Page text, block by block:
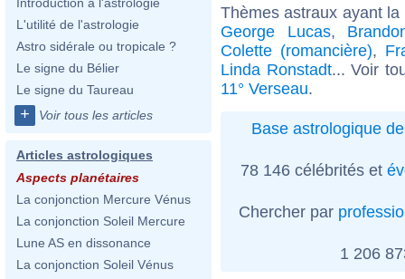
L'utilité de l'astrologie
Astro sidérale ou tropicale ?
Le signe du Bélier
Le signe du Taureau
+ Voir tous les articles
Articles astrologiques
Aspects planétaires
La conjonction Mercure Vénus
La conjonction Soleil Mercure
Lune AS en dissonance
La conjonction Soleil Vénus
Thèmes astraux ayant
George Lucas,
Colette (romancière),
Linda Ronstadt... Voir
11° Verseau.
Base astrologique
78 146 célébrités et
Chercher par
1 206